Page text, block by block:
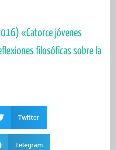
«Catorce jóvenes
filosóficas sobre la
Twitter
Telegram